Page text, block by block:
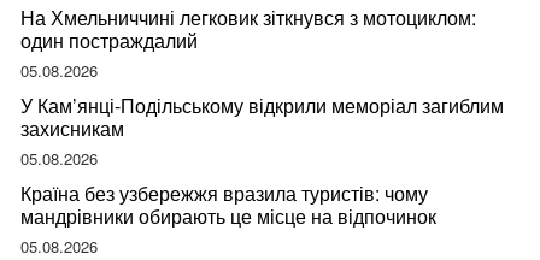
На Хмельниччині легковик зіткнувся з мотоциклом:
один постраждалий
05.08.2026
У Кам’янці-Подільському відкрили меморіал загиблим
захисникам
05.08.2026
Країна без узбережжя вразила туристів: чому
мандрівники обирають це місце на відпочинок
05.08.2026